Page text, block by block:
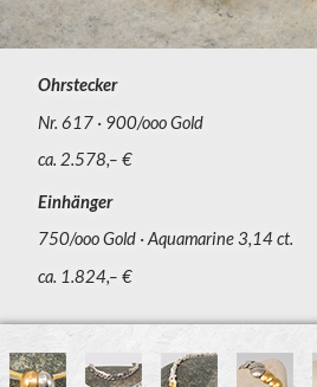
Ohrstecker
Nr. 617
900/ooo Gold
ca. 2.578,– €
Einhänger
750/ooo Gold Aquamarine 3,14 ct.
ca. 1.824,– €